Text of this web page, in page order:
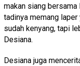
makan siang
tadinya memang
sudah kenyang, tapi
Desiana.
Desiana juga